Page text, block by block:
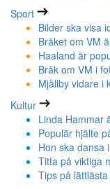
Sport
Bilder ska visa
Bråket om VM
Haaland är
Bråk om VM i
Mjällby vidare i
Kultur
Linda Hammar
Populär hjälte
Hon ska dansa
Titta på viktiga
Tips på